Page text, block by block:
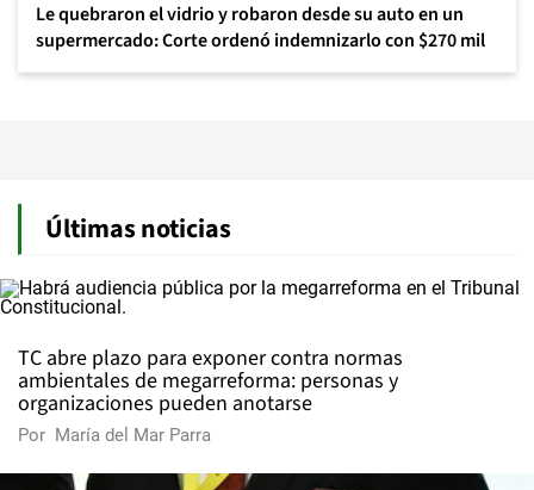
Le quebraron el vidrio y robaron desde su auto en un
supermercado: Corte ordenó indemnizarlo con $270 mil
Últimas noticias
TC abre plazo para exponer contra normas
ambientales de megarreforma: personas y
organizaciones pueden anotarse
Por María del Mar Parra